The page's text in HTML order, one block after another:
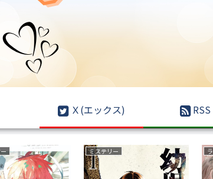
Ｘ(エックス) RSS
サスペンス